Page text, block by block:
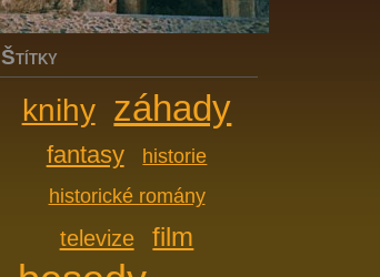
ŠTÍTKY
knihy záhady
fantasy
historie
historické romány
televize film